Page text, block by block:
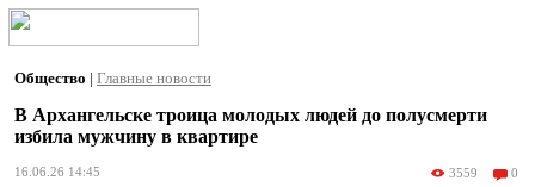
Общество | Главные новости
В Архангельске троица молодых людей до полусмерти
избила мужчину в квартире
16.06.26 14:45 3559 0